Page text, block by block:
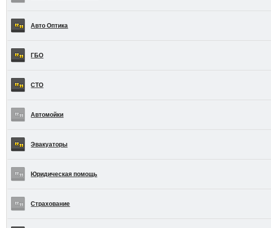
Авто Оптика
ГБО
СТО
Автомойки
Эвакуаторы
Юридическая помощь
Страхование